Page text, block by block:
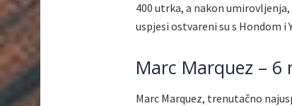
400 utrka, a nakon
uspjesi ostvareni su s Hondom i
Marc Marquez – 6
Marc Marquez, trenutačno